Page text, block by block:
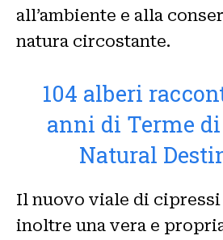
all’ambiente e alla
natura circostante.
104 alberi
anni di Terme
Natural
Il nuovo viale di
inoltre una vera e